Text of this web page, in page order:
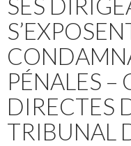
PÉNALES –
DIRECTES
TRIBUNAL